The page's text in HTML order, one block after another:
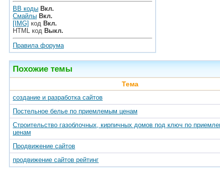
BB коды Вкл.
Смайлы Вкл.
[IMG] код Вкл.
HTML код Выкл.
Правила форума
Похожие темы
Тема
создание и разработка сайтов
Постельное белье по приемлемым ценам
Строительство газоблочных, кирпичных домов под ключ по
ценам
Продвижение сайтов
продвижение сайтов рейтинг